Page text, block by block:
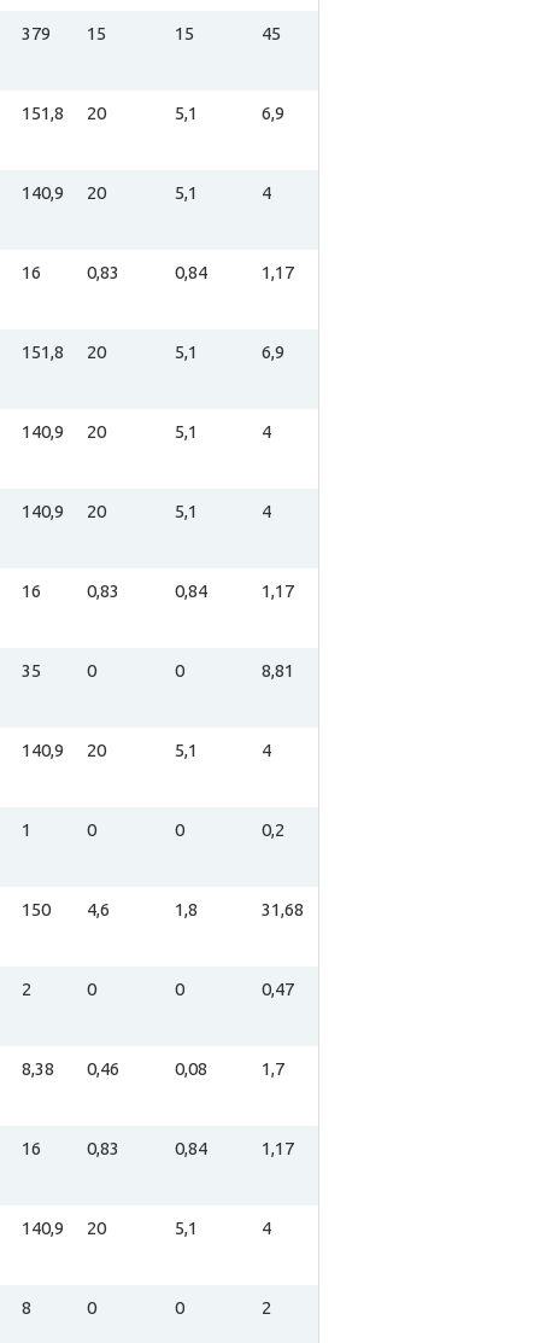
379 15 15 45
151,8 20 5,1 6,9
140,9 20 5,1 4
16 0,83 0,84 1,17
151,8 20 5,1 6,9
140,9 20 5,1 4
140,9 20 5,1 4
16 0,83 0,84 1,17
35 0 0 8,81
140,9 20 5,1 4
1 0 0 0,2
150 4,6 1,8 31,68
2 0 0 0,47
8,38 0,46 0,08 1,7
16 0,83 0,84 1,17
140,9 20 5,1 4
8 0 0 2